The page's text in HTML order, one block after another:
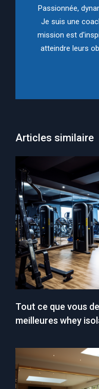
Passionnée,
Je suis une
mission est
atteindre leurs
Articles similaire
Tout ce que vous
meilleures whey